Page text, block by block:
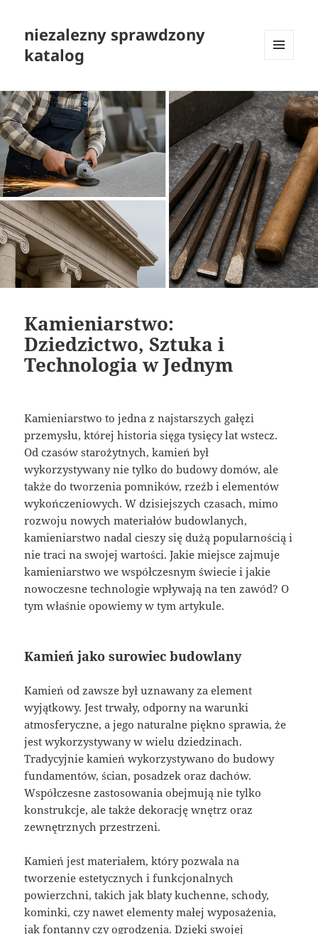
niezalezny sprawdzony
katalog
WIDGETY
Kamieniarstwo:
Dziedzictwo, Sztuka i
Technologia w Jednym
Kamieniarstwo to jedna z najstarszych gałęzi
przemysłu, której historia sięga tysięcy lat wstecz.
Od czasów starożytnych, kamień był
wykorzystywany nie tylko do budowy domów, ale
także do tworzenia pomników, rzeźb i elementów
wykończeniowych. W dzisiejszych czasach, mimo
rozwoju nowych materiałów budowlanych,
kamieniarstwo nadal cieszy się dużą popularnością i
nie traci na swojej wartości. Jakie miejsce zajmuje
kamieniarstwo we współczesnym świecie i jakie
nowoczesne technologie wpływają na ten zawód? O
tym właśnie opowiemy w tym artykule.
Kamień jako surowiec budowlany
Kamień od zawsze był uznawany za element
wyjątkowy. Jest trwały, odporny na warunki
atmosferyczne, a jego naturalne piękno sprawia, że
jest wykorzystywany w wielu dziedzinach.
Tradycyjnie kamień wykorzystywano do budowy
fundamentów, ścian, posadzek oraz dachów.
Współczesne zastosowania obejmują nie tylko
konstrukcje, ale także dekorację wnętrz oraz
zewnętrznych przestrzeni.
Kamień jest materiałem, który pozwala na
tworzenie estetycznych i funkcjonalnych
powierzchni, takich jak blaty kuchenne, schody,
kominki, czy nawet elementy małej wyposażenia,
jak fontanny czy ogrodzenia. Dzięki swojej